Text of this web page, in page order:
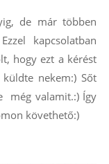
de már többen
kapcsolatban
hogy ezt a kérést
nekem:) Sőt
még valamit.:) Így
követhető:)